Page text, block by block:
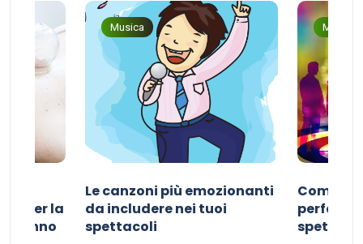
per la
sonno
Musica
Le canzoni più emozionanti
da includere nei tuoi
spettacoli
Musica
Come
perfetta